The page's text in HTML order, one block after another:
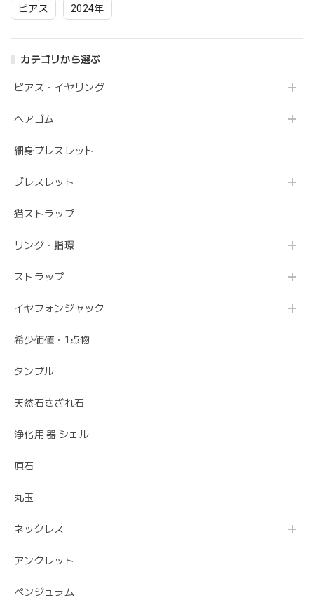
ピアス 2024年
カテゴリから選ぶ
ピアス・イヤリング
ヘアゴム
細身ブレスレット
ブレスレット
猫ストラップ
リング・指環
ストラップ
イヤフォンジャック
希少価値・1点物
タンブル
天然石さざれ石
浄化用 器 シェル
原石
丸玉
ネックレス
アンクレット
ペンジュラム